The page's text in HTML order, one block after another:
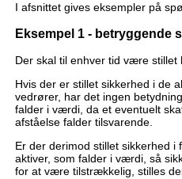
I afsnittet gives eksempler på
Eksempel 1 - betryggende
Der skal til enhver tid være stillet
Hvis der er stillet sikkerhed i de
vedrører, har det ingen
falder i værdi, da et eventuelt
afståelse falder tilsvarende.
Er der derimod stillet sikkerhed i
aktiver, som falder i værdi, så
for at være tilstrækkelig, stilles